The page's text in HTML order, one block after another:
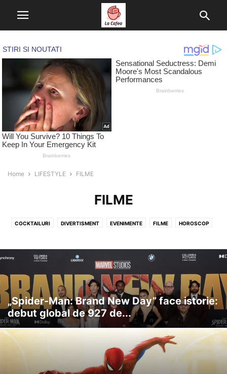
Home LIFESTYLE FILME
FILME
COCKTAILURI DIVERTISMENT EVENIMENTE FILME HOROSCOP
„Spider-Man: Brand New Day” face istorie:
debut global de 927 de...